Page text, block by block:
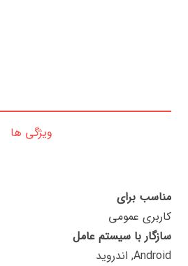
ویژگی ها
مناسب برای
کاربری عمومی
سازگار با سیستم عامل
Android, اندروید